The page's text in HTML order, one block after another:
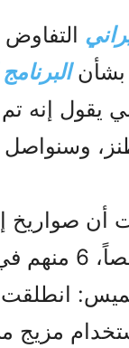
بشأن
يقول إنه
أن صواريخ
الخميس:
“الوعد الصادق 3″،